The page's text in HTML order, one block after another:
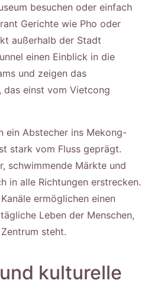
besuchen oder einfach
Gerichte wie Pho oder
außerhalb der Stadt
einen Einblick in die
und zeigen das
einst vom Vietcong
ein Abstecher ins Mekong-
stark vom Fluss geprägt.
schwimmende Märkte und
in alle Richtungen erstrecken.
ermöglichen einen
Leben der Menschen,
steht.
kulturelle